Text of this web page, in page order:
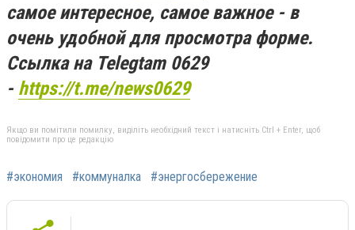
самое интересное, самое важное - в
очень удобной для просмотра форме.
Ссылка на Telegtam 0629
- https://t.me/news0629
Якщо ви помітили помилку, виділіть необхідний текст і натисніть Ctrl + Enter, щоб
повідомити про це редакцію
#экономия #коммуналка #энергосбережение